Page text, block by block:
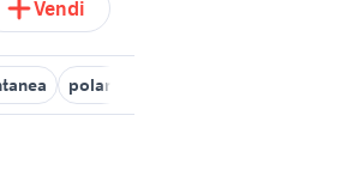
Vendi
polaroid impulse portrait